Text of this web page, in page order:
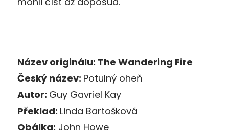
Název originálu: The Wandering Fire
Český název: Potulný oheň
Autor: Guy Gavriel Kay
Překlad: Linda Bartošková
Obálka: John Howe